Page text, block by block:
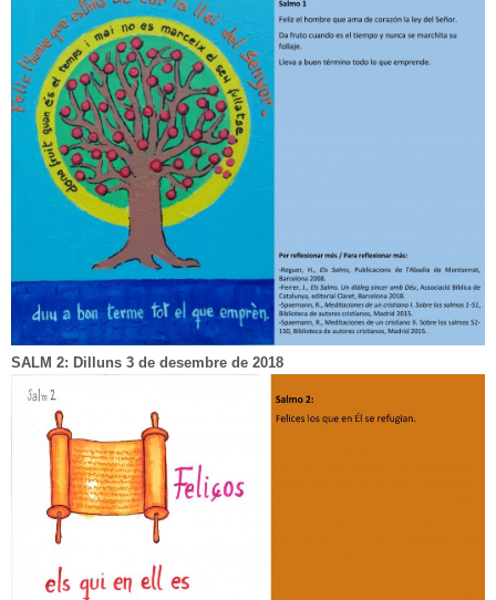
SALM 2: Dilluns 3 de desembre de 2018